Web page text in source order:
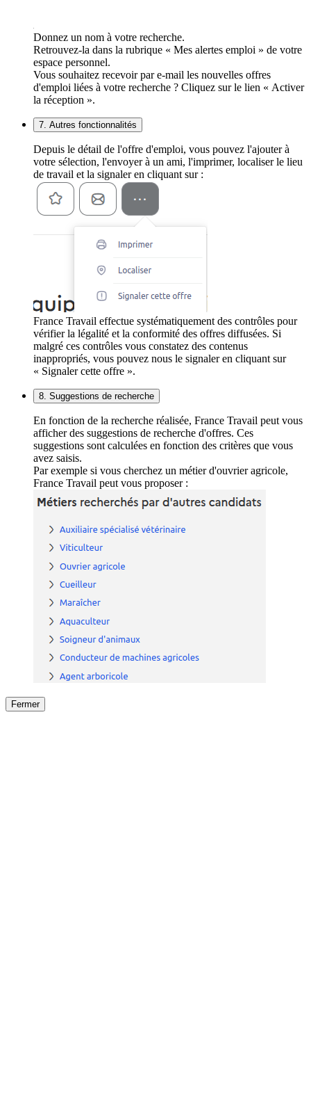
Donnez un nom à votre recherche.
Retrouvez-la dans la rubrique « Mes alertes emploi » de votre
espace personnel.
Vous souhaitez recevoir par e-mail les nouvelles offres
d'emploi liées à votre recherche ? Cliquez sur le lien « Activer
la réception ».
7. Autres fonctionnalités
Depuis le détail de l'offre d'emploi, vous pouvez l'ajouter à
votre sélection, l'envoyer à un ami, l'imprimer, localiser le lieu
de travail et la signaler en cliquant sur :
France Travail effectue systématiquement des contrôles pour
vérifier la légalité et la conformité des offres diffusées. Si
malgré ces contrôles vous constatez des contenus
inappropriés, vous pouvez nous le signaler en cliquant sur
« Signaler cette offre ».
8. Suggestions de recherche
En fonction de la recherche réalisée, France Travail peut vous
afficher des suggestions de recherche d'offres. Ces
suggestions sont calculées en fonction des critères que vous
avez saisis.
Par exemple si vous cherchez un métier d'ouvrier agricole,
France Travail peut vous proposer :
Fermer